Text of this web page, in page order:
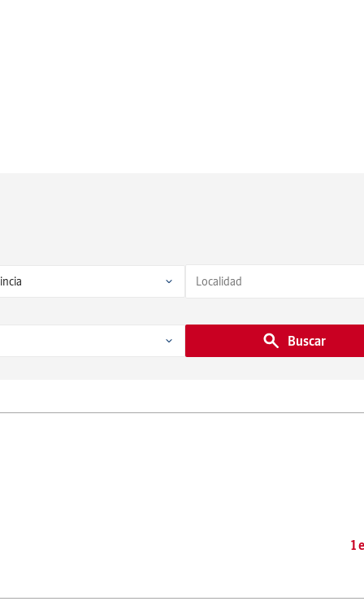
Buscar
1